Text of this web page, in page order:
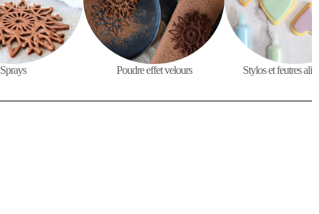
Sprays Poudre effet velours Stylos et feutres